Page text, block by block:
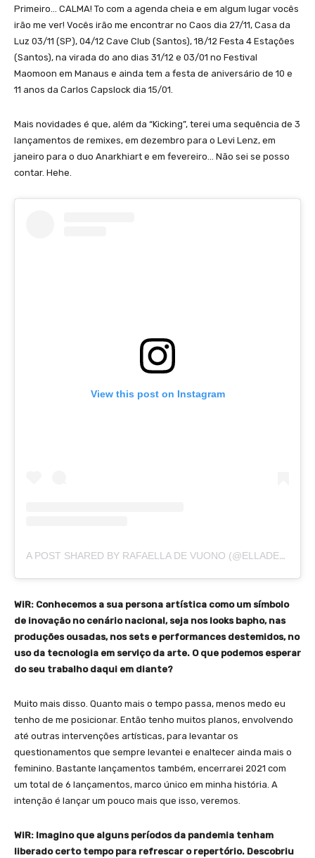
Primeiro… CALMA! To com a agenda cheia e em algum lugar vocês
irão me ver! Vocês irão me encontrar no Caos dia 27/11, Casa da
Luz 03/11 (SP), 04/12 Cave Club (Santos), 18/12 Festa 4 Estações
(Santos), na virada do ano dias 31/12 e 03/01 no Festival
Maomoon em Manaus e ainda tem a festa de aniversário de 10 e
11 anos da Carlos Capslock dia 15/01.
Mais novidades é que, além da “Kicking”, terei uma sequência de 3
lançamentos de remixes, em dezembro para o Levi Lenz, em
janeiro para o duo Anarkhiart e em fevereiro… Não sei se posso
contar. Hehe.
View this post on Instagram
A POST SHARED BY RAFAELLA DE VUONO (@ELLADEVUONO)
WiR: Conhecemos a sua persona artística como um símbolo
de inovação no cenário nacional, seja nos looks bapho, nas
produções ousadas, nos sets e performances destemidos, no
uso da tecnologia em serviço da arte. O que podemos esperar
do seu trabalho daqui em diante?
Muito mais disso. Quanto mais o tempo passa, menos medo eu
tenho de me posicionar. Então tenho muitos planos, envolvendo
até outras intervenções artísticas, para levantar os
questionamentos que sempre levantei e enaltecer ainda mais o
feminino. Bastante lançamentos também, encerrarei 2021 com
um total de 6 lançamentos, marco único em minha história. A
intenção é lançar um pouco mais que isso, veremos.
WiR: Imagino que alguns períodos da pandemia tenham
liberado certo tempo para refrescar o repertório. Descobriu